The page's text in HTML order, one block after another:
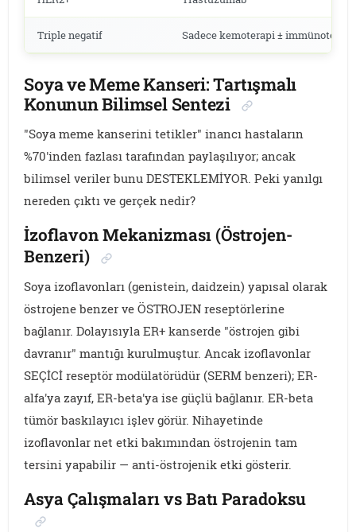
Triple negatif Sadece kemoterapi ± immünoterapi
Soya ve Meme Kanseri: Tartışmalı
Konunun Bilimsel Sentezi
"Soya meme kanserini tetikler" inancı hastaların
%70'inden fazlası tarafından paylaşılıyor; ancak
bilimsel veriler bunu DESTEKLEMİYOR. Peki yanılgı
nereden çıktı ve gerçek nedir?
İzoflavon Mekanizması (Östrojen-
Benzeri)
Soya izoflavonları (genistein, daidzein) yapısal olarak
östrojene benzer ve ÖSTROJEN reseptörlerine
bağlanır. Dolayısıyla ER+ kanserde "östrojen gibi
davranır" mantığı kurulmuştur. Ancak izoflavonlar
SEÇİCİ reseptör modülatörüdür (SERM benzeri); ER-
alfa'ya zayıf, ER-beta'ya ise güçlü bağlanır. ER-beta
tümör baskılayıcı işlev görür. Nihayetinde
izoflavonlar net etki bakımından östrojenin tam
tersini yapabilir — anti-östrojenik etki gösterir.
Asya Çalışmaları vs Batı Paradoksu